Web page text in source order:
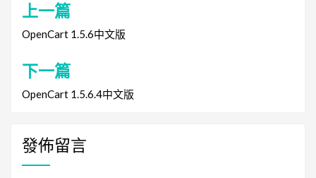
文
章
導
覽
上一篇
OpenCart 1.5.6中文版
下一篇
OpenCart 1.5.6.4中文版
發佈留言